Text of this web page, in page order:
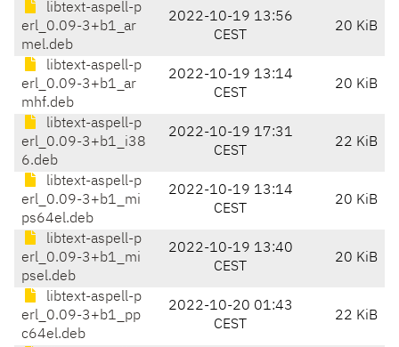
libtext-aspell-p
erl_0.09-3+b1_ar
mel.deb
2022-10-19 13:56
CEST
20 KiB
libtext-aspell-p
erl_0.09-3+b1_ar
mhf.deb
2022-10-19 13:14
CEST
20 KiB
libtext-aspell-p
erl_0.09-3+b1_i38
6.deb
2022-10-19 17:31
CEST
22 KiB
libtext-aspell-p
erl_0.09-3+b1_mi
ps64el.deb
2022-10-19 13:14
CEST
20 KiB
libtext-aspell-p
erl_0.09-3+b1_mi
psel.deb
2022-10-19 13:40
CEST
20 KiB
libtext-aspell-p
erl_0.09-3+b1_pp
c64el.deb
2022-10-20 01:43
CEST
22 KiB